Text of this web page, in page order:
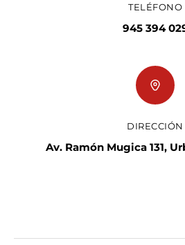
TELÉFONO
945 394
DIRECCIÓN
Av. Ramón Mugica 131,